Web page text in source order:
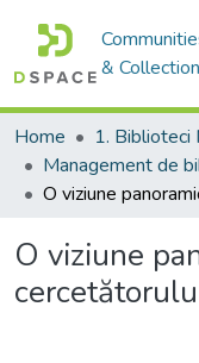
&
Home 1. Biblioteci
Management de
O viziune